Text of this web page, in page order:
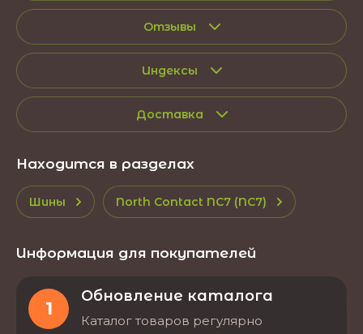
Отзывы
Индексы
Доставка
Находится в разделах
Шины North Contact NC7 (NC7)
Информация для покупателей
1
Обновление каталога
Каталог товаров регулярно